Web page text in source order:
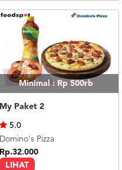
Minimal : Rp 500rb
My Paket 2
LIHAT
5.0
Domino's Pizza
Rp.32.000